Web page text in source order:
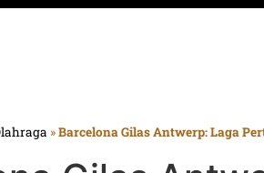
»Barcelona Gilas Antwerp: Laga